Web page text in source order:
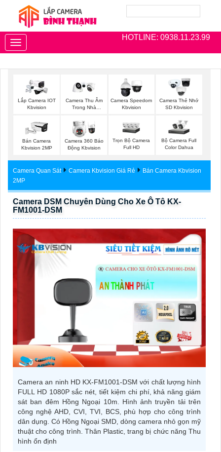
HOTLINE: 0938.11.23.99
Toggle
navigation
Lắp Camera IOT
Kbvision
Camera Thu Âm
Trong Nhà
Camera Speedom
Kbvision
Camera Thẻ Nhớ
SD Kbvision
Bán Camera
Kbvision 2MP
Camera 360 Báo
Động Kbvision
Trọn Bộ Camera
Full HD
Bộ Camera Full
Color Dahua
Camera Quan Sát Camera Kbvision Giá Rẻ
Bán Camera Kbvision
2MP
Camera DSM Chuyên Dùng Cho Xe Ô Tô KX-
FM1001-DSM
Camera an ninh HD KX-FM1001-DSM với chất lượng hình
FULL HD 1080P sắc nét, tiết kiệm chi phí, khả năng giám
sát ban đêm Hồng Ngoại 10m. Hình ảnh truyền tải trên
công nghệ AHD, CVI, TVI, BCS, phù hợp cho công trình
dân dụng. Có Hồng Ngoại SMD, dòng camera nhỏ gọn mỹ
thuật cho công trình. Thân Plastic, trang bị chức năng Thu
hình ổn định